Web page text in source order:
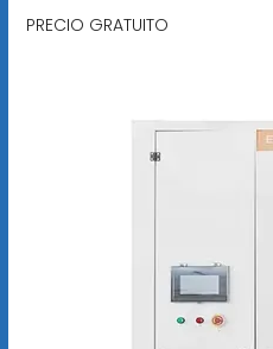
PRECIO GRATUITO